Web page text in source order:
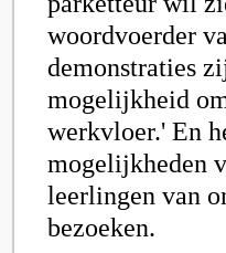
woordvoerder
demonstraties
mogelijkheid
werkvloer.' En
mogelijkheden
leerlingen van
bezoeken.